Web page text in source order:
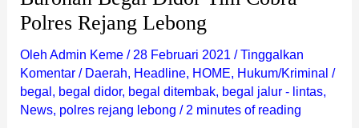
Polres Rejang Lebong
Oleh Admin Keme / 28 Februari 2021 /Tinggalkan
Komentar / Daerah, Headline, HOME, Hukum/Kriminal /
begal , begal didor, begal ditembak, begal jalur - lintas,
News, polres rejang lebong / 2 minutes of reading